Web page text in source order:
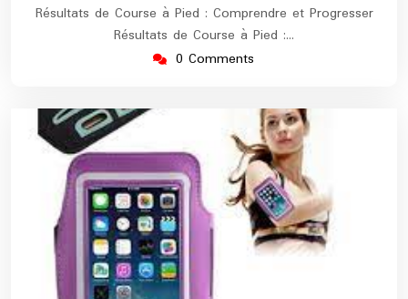
Résultats de Course à Pied : Comprendre et Progresser
Résultats de Course à Pied :…
0 Comments